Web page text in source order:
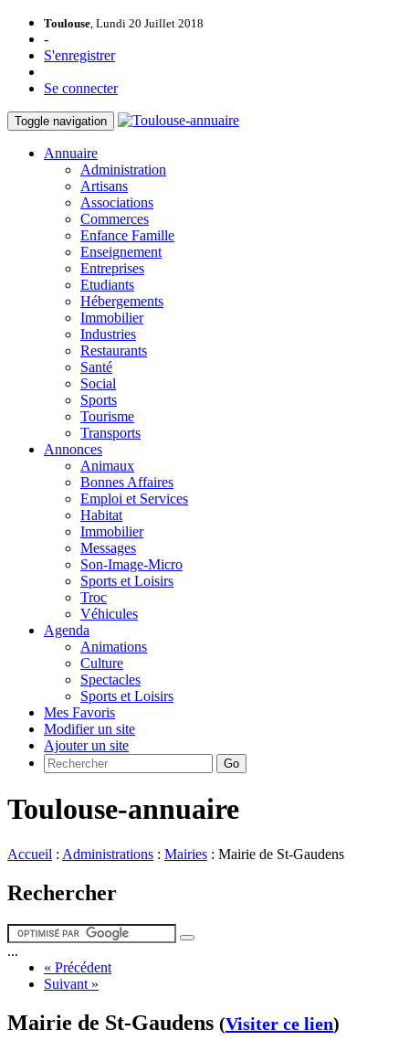
Toulouse, Lundi 20 Juillet 2018
-
S'enregistrer
Se connecter
Toggle navigation
Annuaire
Administration
Artisans
Associations
Commerces
Enfance Famille
Enseignement
Entreprises
Etudiants
Hébergements
Immobilier
Industries
Restaurants
Santé
Social
Sports
Tourisme
Transports
Annonces
Animaux
Bonnes Affaires
Emploi et Services
Habitat
Immobilier
Messages
Son-Image-Micro
Sports et Loisirs
Troc
Véhicules
Agenda
Animations
Culture
Spectacles
Sports et Loisirs
Mes Favoris
Modifier un site
Ajouter un site
Go
Toulouse-annuaire
Accueil : Administrations : Mairies : Mairie de St-Gaudens
Rechercher
...
« Précédent
Suivant »
Mairie de St-Gaudens (Visiter ce lien)